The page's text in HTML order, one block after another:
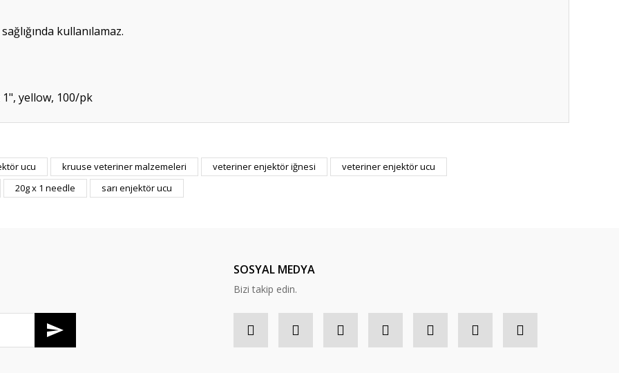
kullanılamaz.
1", yellow, 100/pk
Bu ürüne ilk yorumu siz yapın!
ucu kruuse veteriner malzemeleri veteriner enjektör iğnesi
veteriner enjektör ucu
20g x 1 needle sarı enjektör ucu
SOSYAL MEDYA
Bizi takip edin.